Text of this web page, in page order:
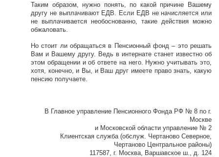
Таким образом, нужно понять, по какой причине Вашему
другу не выплачивают ЕДВ. Если ЕДВ не начисляется или
не выплачивается необоснованно, такие действия можно
обжаловать.
Но стоит ли обращаться в Пенсионный фонд – это решать
Вам и Вашему другу. Ведь в интернате станет известно об
этом обращении и об ответе на него. Нужно учитывать это,
хотя, конечно, и Вы, и Ваш друг имеете право знать, какую
пенсию получаете.
В Главное управление Пенсионного Фонда РФ № 8 по г.
Москве
и Московской области управление № 2
Клиентская служба (обслуж. Чертаново Северное,
Чертаново Центральное районы)
117587, г. Москва, Варшавское ш., д. 124